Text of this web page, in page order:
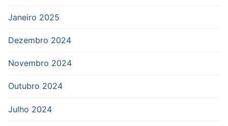
Janeiro 2025
Dezembro 2024
Novembro 2024
Outubro 2024
Julho 2024